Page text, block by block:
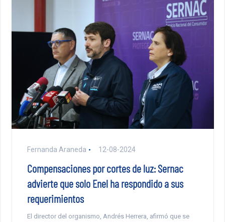
Fernanda Araneda 12-08-2024
Compensaciones por cortes de luz: Sernac
advierte que solo Enel ha respondido a sus
requerimientos
El director del organismo, Andrés Herrera, afirmó que se